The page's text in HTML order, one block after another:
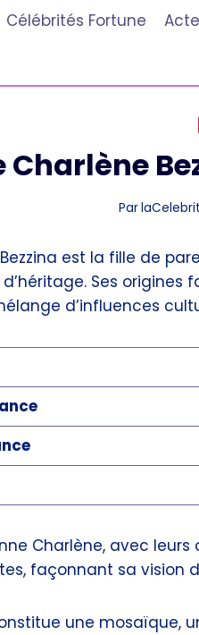
Célébrités Fortune
Charlène
Par
est la fille de
Ses origines
d’influences
Charlène, avec
façonnant sa vision
une mosaïque,